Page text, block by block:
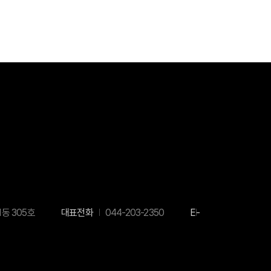
동 305호 대표전화 044-203-2350
E-